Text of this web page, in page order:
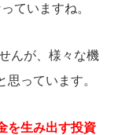
ていますね。
んが、様々な機
っています。
を生み出す投資